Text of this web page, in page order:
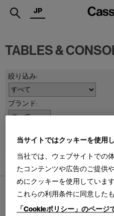
.
SERVICES
PROJECTS
SUPPORT
SHOPS
CATALOGUES
PROFESSIONAL
JP
TABLES &
当サイトではクッキーを使用
当社では、ウェブサイトでの
たコンテンツや広告のご提供
めにクッキーを使用していま
これらの利用条件に同意した
「Cookieポリシー」のペー